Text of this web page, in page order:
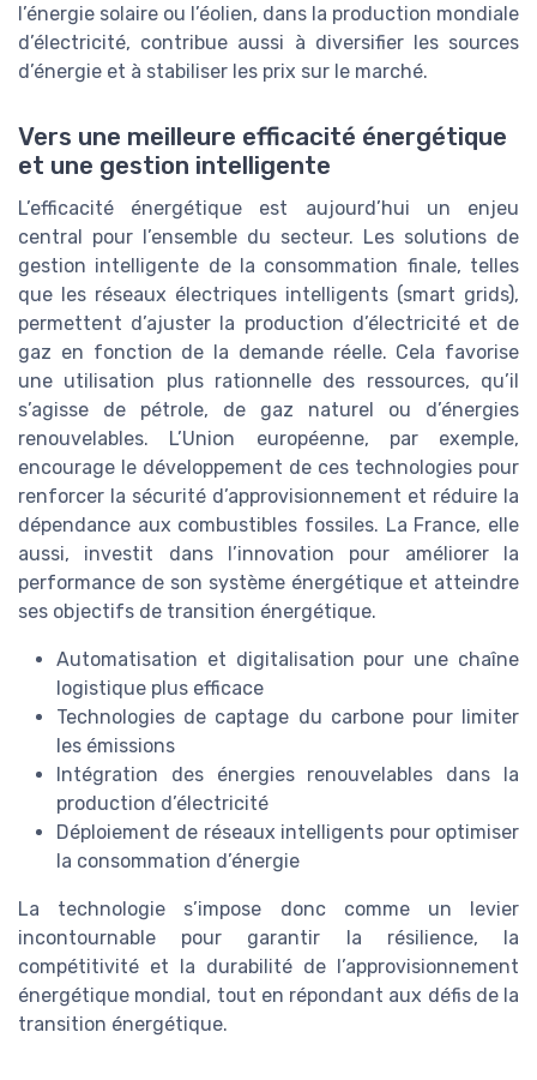
l’énergie solaire ou l’éolien, dans la production mondiale
d’électricité, contribue aussi à diversifier les sources
d’énergie et à stabiliser les prix sur le marché.
Vers une meilleure efficacité énergétique
et une gestion intelligente
L’efficacité énergétique est aujourd’hui un enjeu
central pour l’ensemble du secteur. Les solutions de
gestion intelligente de la consommation finale, telles
que les réseaux électriques intelligents (smart grids),
permettent d’ajuster la production d’électricité et de
gaz en fonction de la demande réelle. Cela favorise
une utilisation plus rationnelle des ressources, qu’il
s’agisse de pétrole, de gaz naturel ou d’énergies
renouvelables. L’Union européenne, par exemple,
encourage le développement de ces technologies pour
renforcer la sécurité d’approvisionnement et réduire la
dépendance aux combustibles fossiles. La France, elle
aussi, investit dans l’innovation pour améliorer la
performance de son système énergétique et atteindre
ses objectifs de transition énergétique.
Automatisation et digitalisation pour une chaîne
logistique plus efficace
Technologies de captage du carbone pour limiter
les émissions
Intégration des énergies renouvelables dans la
production d’électricité
Déploiement de réseaux intelligents pour optimiser
la consommation d’énergie
La technologie s’impose donc comme un levier
incontournable pour garantir la résilience, la
compétitivité et la durabilité de l’approvisionnement
énergétique mondial, tout en répondant aux défis de la
transition énergétique.